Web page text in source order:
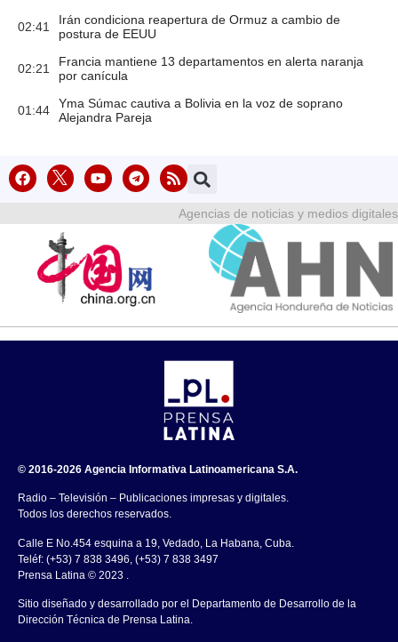
02:41
Irán condiciona reapertura de Ormuz a cambio de
postura de EEUU
02:21
Francia mantiene 13 departamentos en alerta naranja
por canícula
01:44
Yma Súmac cautiva a Bolivia en la voz de soprano
Alejandra Pareja
Agencias de noticias y medios digitales
© 2016-2026 Agencia Informativa Latinoamericana S.A.
Radio – Televisión – Publicaciones impresas y digitales.
Todos los derechos reservados.
Calle E No.454 esquina a 19, Vedado, La Habana, Cuba.
Teléf: (+53) 7 838 3496, (+53) 7 838 3497
Prensa Latina © 2023 .
Sitio diseñado y desarrollado por el Departamento de Desarrollo de la
Dirección Técnica de Prensa Latina.